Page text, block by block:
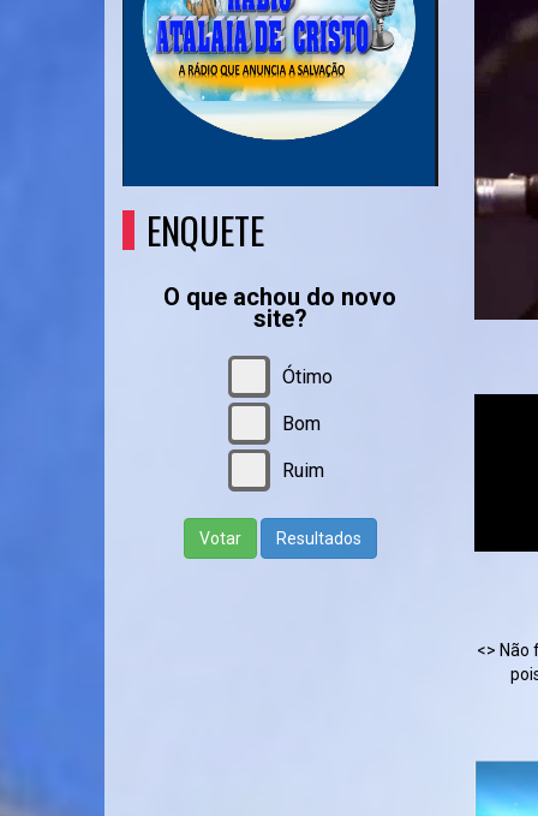
ENQUETE
O que achou do novo
site?
Ótimo
Bom
Ruim
Votar Resultados
<> Não